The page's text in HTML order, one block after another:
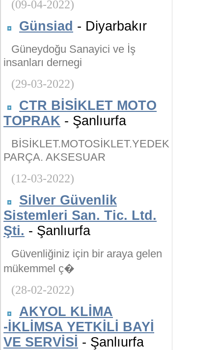
(09-04-2022)
Günsiad - Diyarbakır
Güneydoğu Sanayici ve İş
insanları dernegi
(29-03-2022)
CTR BİSİKLET MOTO
TOPRAK - Şanlıurfa
BİSİKLET.MOTOSİKLET.YEDEK
PARÇA. AKSESUAR
(12-03-2022)
Silver Güvenlik
Sistemleri San. Tic. Ltd.
Şti. - Şanlıurfa
Güvenliğiniz için bir araya gelen
mükemmel ç�
(28-02-2022)
AKYOL KLİMA
-İKLİMSA YETKİLİ BAYİ
VE SERVİSİ - Şanlıurfa